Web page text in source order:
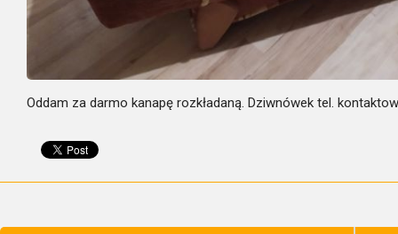
Oddam za darmo kanapę rozkładaną. Dziwnówek tel.